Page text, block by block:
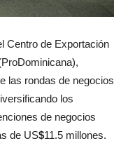
Centro de Exportación
las rondas de negocios
los
de negocios
de US$11.5 millones.